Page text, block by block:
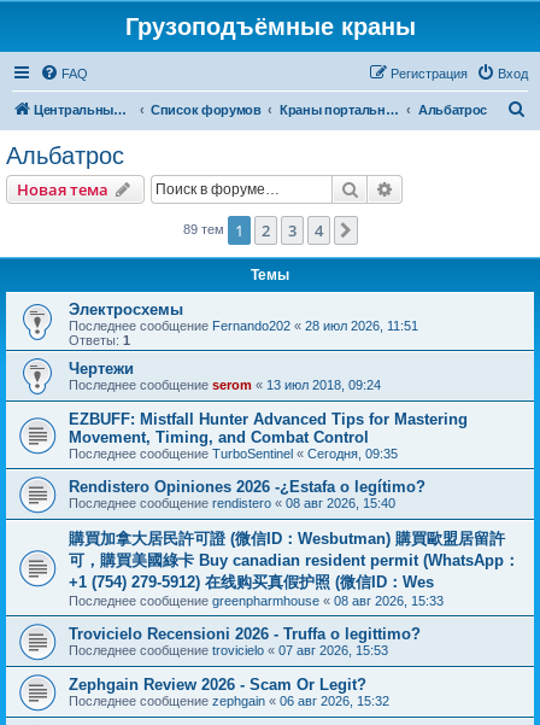
Грузоподъёмные краны
FAQ Вход
Регистрация
Центральный сайт Список форумов Краны портальные Альбатрос
Альбатрос
Новая тема Поиск
89 тем 1 2 3 4
Темы
Электросхемы
Последнее сообщение Fernando202 « 28 июл 2026, 11:51
Ответы: 1
Чертежи
Последнее сообщение serom « 13 июл 2018, 09:24
EZBUFF: Mistfall Hunter Advanced Tips for Mastering
Movement, Timing, and Combat Control
Последнее сообщение TurboSentinel « Сегодня, 09:35
Rendistero Opiniones 2026 -¿Estafa o legítimo?
Последнее сообщение rendistero « 08 авг 2026, 15:40
購買加拿大居民許可證 (微信ID：Wesbutman) 購買歐盟居留許
可，購買美國綠卡 Buy canadian resident permit (WhatsApp：
+1 (754) 279-5912) 在线购买真假护照 (微信ID：Wes
Последнее сообщение greenpharmhouse « 08 авг 2026, 15:33
Trovicielo Recensioni 2026 - Truffa o legittimo?
Последнее сообщение trovicielo « 07 авг 2026, 15:53
Zephgain Review 2026 - Scam Or Legit?
Последнее сообщение zephgain « 06 авг 2026, 15:32